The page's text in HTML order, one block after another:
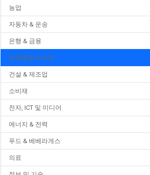
농업
자동차 & 운송
은행 & 금융
화학물질 & 재료
건설 & 제조업
소비재
전자, ICT 및 미디어
에너지 & 전력
푸드 & 베베라게스
의료